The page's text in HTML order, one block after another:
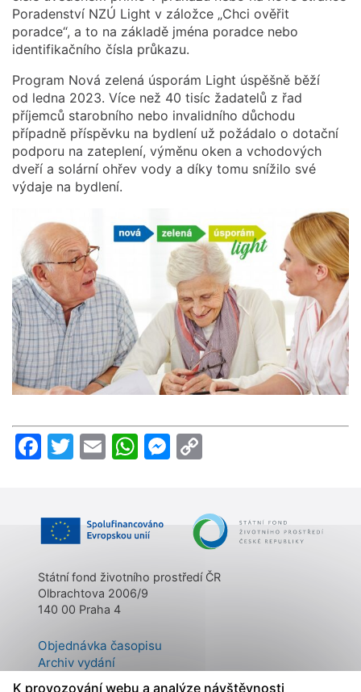
Poradenství NZÚ Light v záložce „Chci ověřit
poradce“, a to na základě jména poradce nebo
identifikačního čísla průkazu.
Program Nová zelená úsporám Light úspěšně běží
od ledna 2023. Více než 40 tisíc žadatelů z řad
příjemců starobního nebo invalidního důchodu
případně příspěvku na bydlení už požádalo o dotační
podporu na zateplení, výměnu oken a vchodových
dveří a solární ohřev vody a díky tomu snížilo své
výdaje na bydlení.
Facebook
Twitter
EmailWhatsApp
Messenger
Státní fond životního prostředí ČR
Olbrachtova 2006/9
140 00 Praha 4
Objednávka časopisu
Archiv vydání
Kontakty
K provozování webu a analýze návštěvnosti